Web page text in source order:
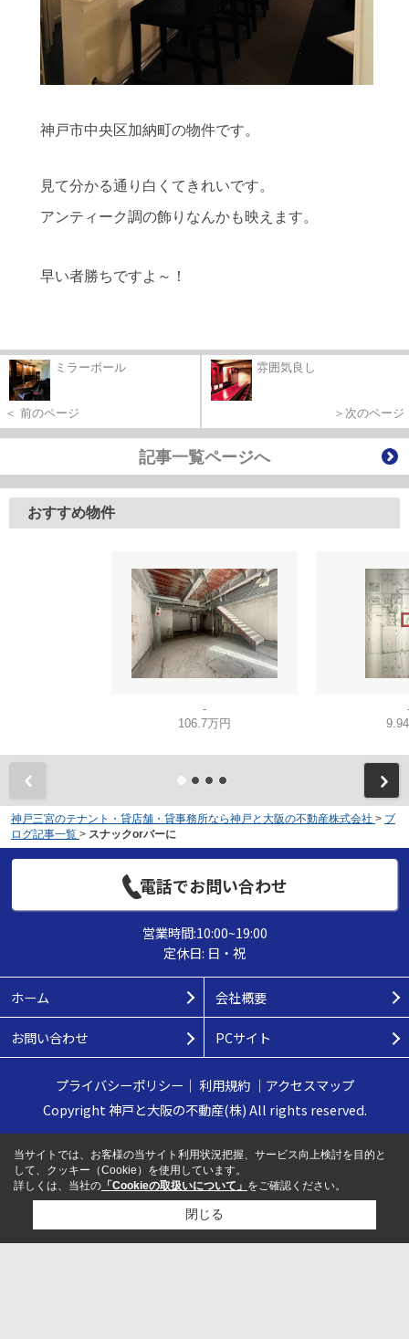
神戸市中央区加納町の物件です。
見て分かる通り白くてきれいです。
アンティーク調の飾りなんかも映えます。
早い者勝ちですよ～！
ミラーボール
＜ 前のページ
雰囲気良し
＞次のページ
記事一覧ページへ
おすすめ物件
-
106.7万円
神戸三宮のテナント・貸店舗・貸事務所なら神戸と大阪の不動産株式会社 > ブ
ログ記事一覧 > スナックorバーに
電話でお問い合わせ
営業時間:10:00~19:00
定休日: 日・祝
ホーム 会社概要
お問い合わせ PCサイト
プライバシーポリシー ｜ 利用規約｜ アクセスマップ
Copyright 神戸と大阪の不動産(株) All rights reserved.
当サイトでは、お客様の当サイト利用状況把握、サービス向上検討を目的と
して、クッキー（Cookie）を使用しています。
詳しくは、当社の 「Cookieの取扱いについて」 をご確認ください。
閉じる